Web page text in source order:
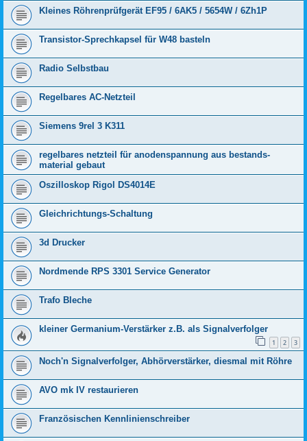
Kleines Röhrenprüfgerät EF95 / 6AK5 / 5654W / 6Zh1P
Transistor-Sprechkapsel für W48 basteln
Radio Selbstbau
Regelbares AC-Netzteil
Siemens 9rel 3 K311
regelbares netzteil für anodenspannung aus bestands-
material gebaut
Oszilloskop Rigol DS4014E
Gleichrichtungs-Schaltung
3d Drucker
Nordmende RPS 3301 Service Generator
Trafo Bleche
kleiner Germanium-Verstärker z.B. als Signalverfolger
1 2 3
Noch'n Signalverfolger, Abhörverstärker, diesmal mit Röhre
AVO mk IV restaurieren
Französischen Kennlinienschreiber